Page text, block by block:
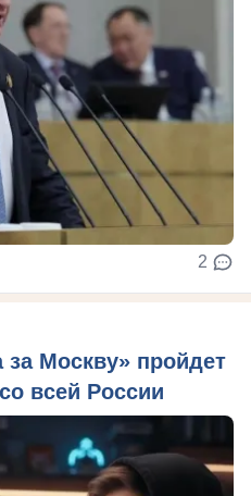
2
за Москву» пройдет
всей России